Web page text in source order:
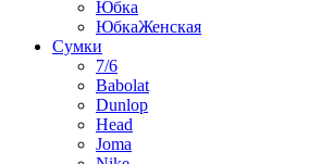
Юбка
ЮбкаЖенская
Сумки
7/6
Babolat
Dunlop
Head
Joma